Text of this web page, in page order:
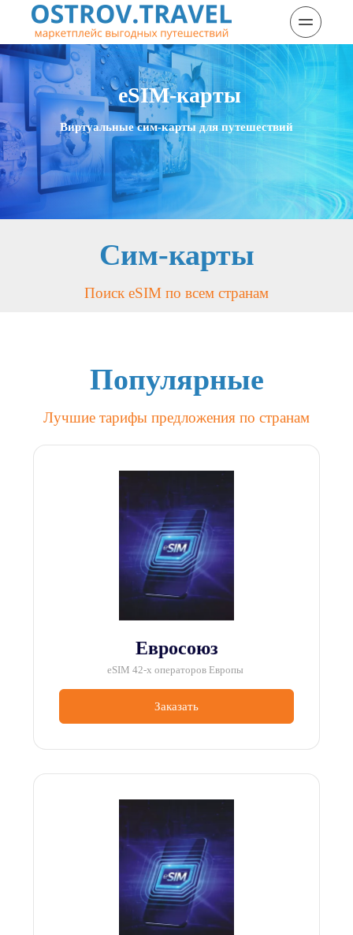
eSIM-карты
Виртуальные сим-карты для путешествий
Сим-карты
Поиск eSIM по всем странам
Популярные
Лучшие тарифы предложения по странам
Евросоюз
eSIM 42-х операторов Европы
Заказать